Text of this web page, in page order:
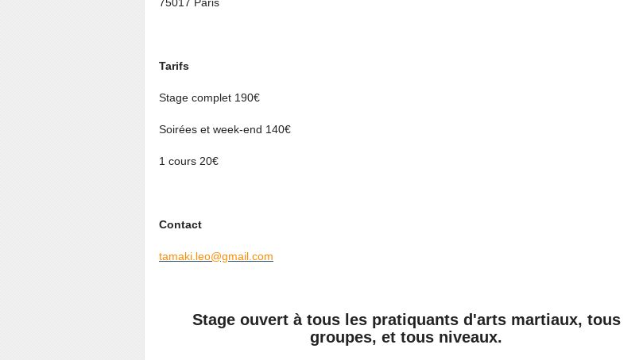
Tarifs
Stage complet 190€
Soirées et week-end 140€
1 cours 20€
Contact
tamaki.leo@gmail.com
Stage ouvert à tous les pratiquants d'arts martiaux, tous
groupes, et tous niveaux.